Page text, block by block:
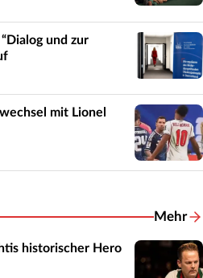
und zur
mit Lionel
Mehr
historischer Hero